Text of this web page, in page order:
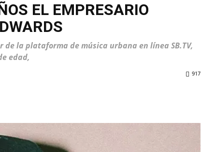
EL EMPRESARIO
la plataforma de música urbana en línea SB.TV,
edad,
917